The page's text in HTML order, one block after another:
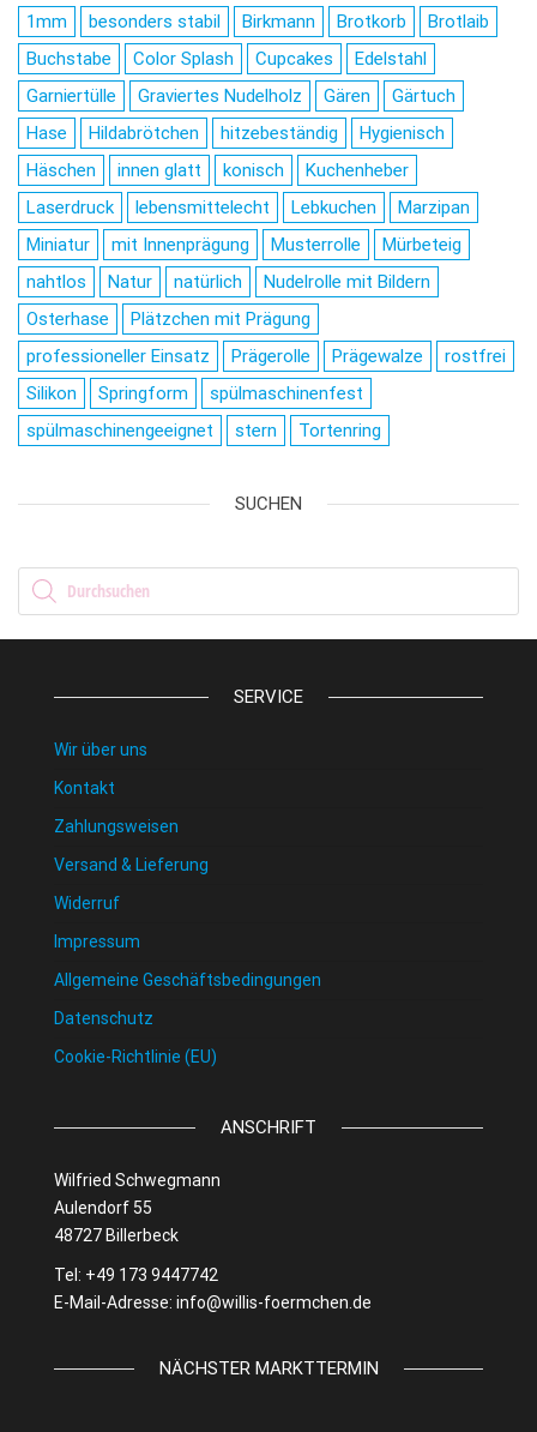
1mm besonders stabil Birkmann Brotkorb
Brotlaib
Buchstabe
Color Splash Cupcakes
Edelstahl
Garniertülle
Graviertes Nudelholz Gären
Gärtuch
Hase
Hildabrötchen hitzebeständig
Hygienisch
Häschen
innen glatt konisch
Kuchenheber
Laserdruck
lebensmittelecht Lebkuchen
Marzipan
Miniatur
mit Innenprägung Musterrolle
Mürbeteig
nahtlos
Natur natürlich
Nudelrolle mit Bildern
Osterhase
Plätzchen mit Prägung
professioneller Einsatz
Prägerolle Prägewalze
rostfrei
Silikon
Springform
spülmaschinenfest
spülmaschinengeeignet
stern Tortenring
SUCHEN
Products search
SERVICE
Wir über uns
Kontakt
Zahlungsweisen
Versand & Lieferung
Widerruf
Impressum
Allgemeine Geschäftsbedingungen
Datenschutz
Cookie-Richtlinie (EU)
ANSCHRIFT
Wilfried Schwegmann
Aulendorf 55
48727 Billerbeck
Tel: +49 173 9447742
E-Mail-Adresse: info@willis-foermchen.de
NÄCHSTER MARKTTERMIN